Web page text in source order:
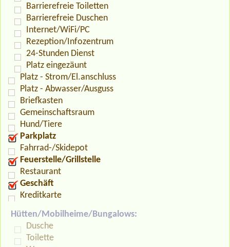
Barrierefreie Toiletten
Barrierefreie Duschen
Internet/WiFi/PC
Rezeption/Infozentrum
24-Stunden Dienst
Platz eingezäunt
Platz - Strom/El.anschluss
Platz - Abwasser/Ausguss
Briefkasten
Gemeinschaftsraum
Hund/Tiere
Parkplatz
Fahrrad-/Skidepot
Feuerstelle/Grillstelle
Restaurant
Geschäft
Kreditkarte
Hütten/Mobilheime/Bungalows:
Dusche
Toilette